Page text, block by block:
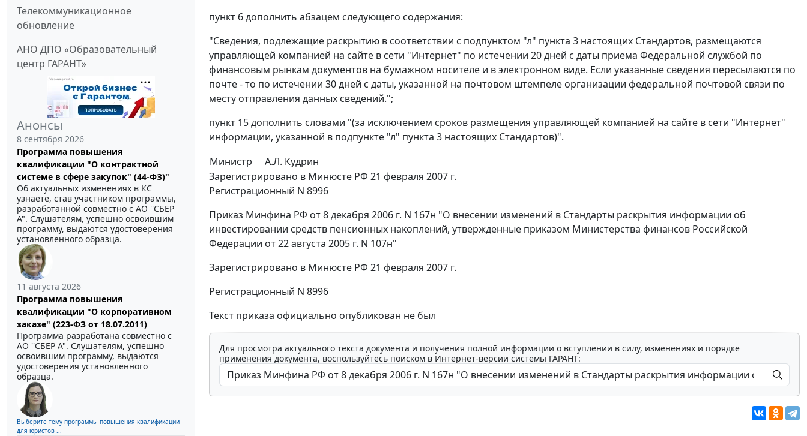
Телекоммуникационное
обновление
АНО ДПО «Образовательный
центр ГАРАНТ»
Анонсы
8 сентября 2026
Программа повышения
квалификации "О контрактной
системе в сфере закупок" (44-ФЗ)"
Об актуальных изменениях в КС
узнаете, став участником программы,
разработанной совместно с АО ''СБЕР
А". Слушателям, успешно освоившим
программу, выдаются удостоверения
установленного образца.
11 августа 2026
Программа повышения
квалификации "О корпоративном
заказе" (223-ФЗ от 18.07.2011)
Программа разработана совместно с
АО ''СБЕР А". Слушателям, успешно
освоившим программу, выдаются
удостоверения установленного
образца.
Выберите тему программы повышения квалификации
для юристов ...
пункт 6 дополнить абзацем следующего содержания:
"Сведения, подлежащие раскрытию в соответствии с подпунктом "л" пункта 3 настоящих Стандартов, размещаются
управляющей компанией на сайте в сети "Интернет" по истечении 20 дней с даты приема Федеральной службой по
финансовым рынкам документов на бумажном носителе и в электронном виде. Если указанные сведения пересылаются по
почте - то по истечении 30 дней с даты, указанной на почтовом штемпеле организации федеральной почтовой связи по
месту отправления данных сведений.";
пункт 15 дополнить словами "(за исключением сроков размещения управляющей компанией на сайте в сети "Интернет"
информации, указанной в подпункте "л" пункта 3 настоящих Стандартов)".
Министр
А.Л. Кудрин
Зарегистрировано в Минюсте РФ 21 февраля 2007 г.
Регистрационный N 8996
Приказ Минфина РФ от 8 декабря 2006 г. N 167н "О внесении изменений в Стандарты раскрытия информации об
инвестировании средств пенсионных накоплений, утвержденные приказом Министерства финансов Российской
Федерации от 22 августа 2005 г. N 107н"
Зарегистрировано в Минюсте РФ 21 февраля 2007 г.
Регистрационный N 8996
Текст приказа официально опубликован не был
Для просмотра актуального текста документа и получения полной информации о вступлении в силу, изменениях и порядке
применения документа, воспользуйтесь поиском в Интернет-версии системы ГАРАНТ: